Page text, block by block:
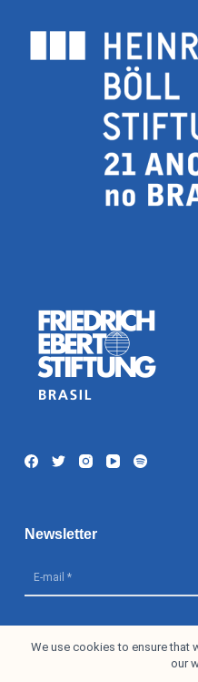
Newsletter
I accept the Privacy Policy
We use cookies to ensure that
our